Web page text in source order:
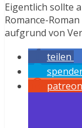
Eigentlich sollte
Romance-
aufgrund von
teilen
patreon